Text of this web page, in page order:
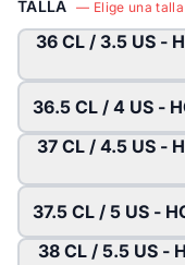
TALLA — Elige una talla
36 CL / 3.5 US -
36.5 CL / 4 US -
37 CL / 4.5 US -
37.5 CL / 5 US -
38 CL / 5.5 US -